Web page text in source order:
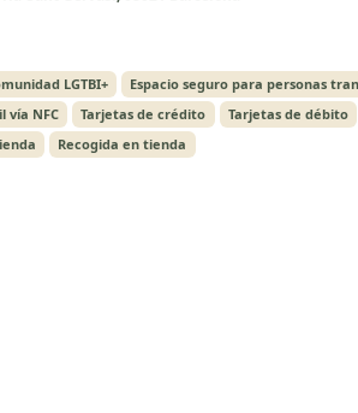
LGTBI+
Espacio seguro para personas
vía NFC Tarjetas de crédito Tarjetas de débito
Recogida en tienda